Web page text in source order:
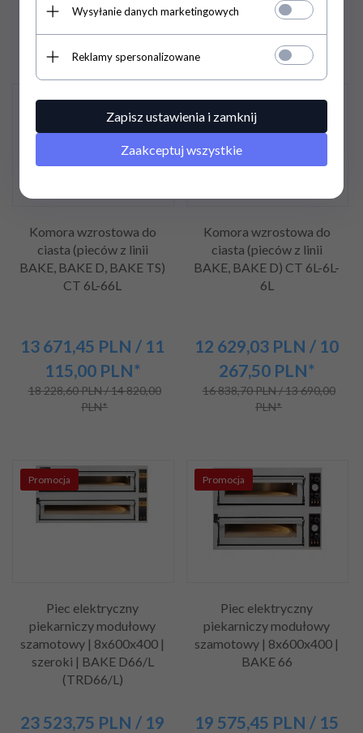
14 095,80 PLN / 11 460,00
18 560,70 PLN / 15 090,00
Promocja
Komora wzrostowa do
ciasta (pieców z linii
BAKE, BAKE D, BAKE TS)
CT 6L-66L
13 671,45 PLN / 11
115,00 PLN*
18 228,60 PLN / 14 820,00
PLN*
Promocja
Komora wzrostowa do
ciasta (pieców z linii
BAKE, BAKE D) CT 6L-6L-
6L
12 629,03 PLN / 10
267,50 PLN*
16 838,70 PLN / 13 690,00
PLN*
Promocja
Piec elektryczny
piekarniczy modułowy
szamotowy | 8x600x400 |
szeroki | BAKE D66/L
(TRD66/L)
23 523,75 PLN / 19
Promocja
Piec elektryczny
piekarniczy modułowy
szamotowy | 8x600x400 |
BAKE 66
19 575,45 PLN / 15
Wysyłanie danych marketingowych
Reklamy spersonalizowane
Zapisz ustawienia i zamknij
Zaakceptuj wszystkie